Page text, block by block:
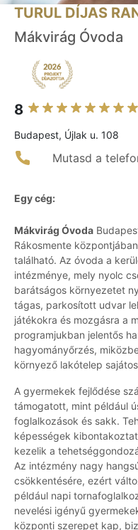
TURUL DÍJAS
Mákvirág Óvoda
8
Budapest, Újlak u. 108
Mutasd a
Egy cég:
Mákvirág Óvoda
Rákosmente
található. Az óvoda a
intézménye, mely nyolc
barátságos környezetet
tágas, parkosított udvar
játékokra és mozgásra a
programjukban jelentős
hagyományőrzés,
környező lakótelep
A gyermekek fejlődése
támogatott, mint például
foglalkozások és sakk.
képességek
kezelik a
Az intézmény nagy
csökkentésére, ezért
például napi
nevelési igényű
központi szerepet kap,